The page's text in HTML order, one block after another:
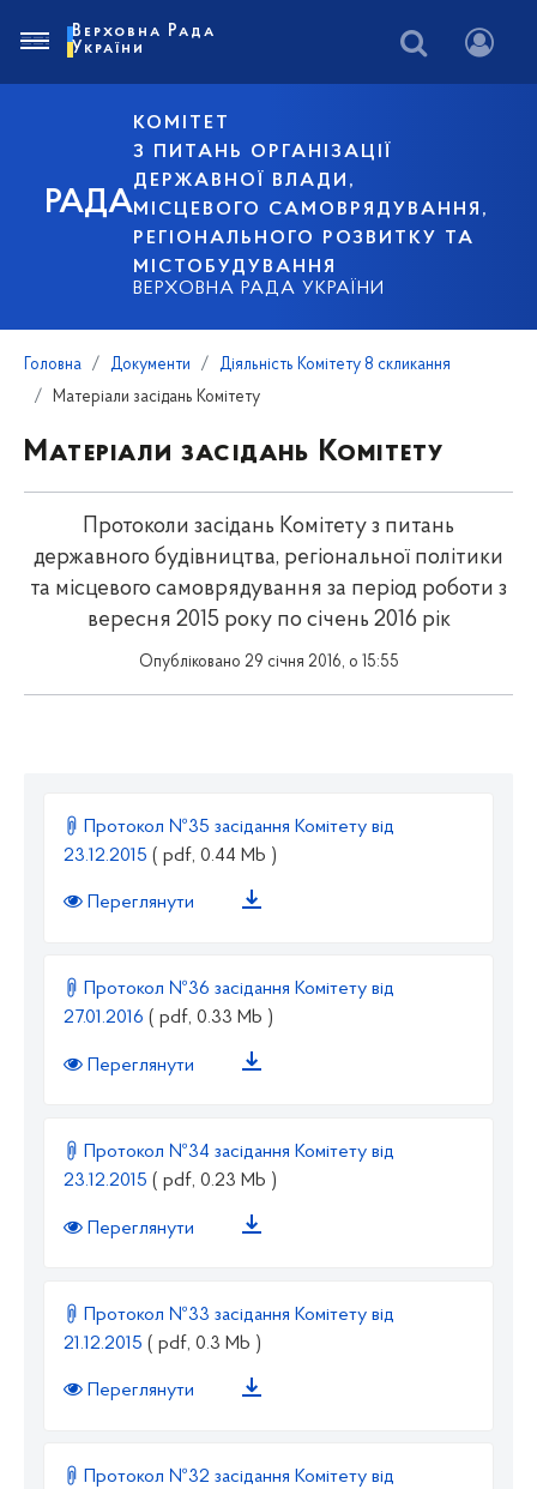
РАДА
КОМІТЕТ
З ПИТАНЬ ОРГАНІЗАЦІЇ
ДЕРЖАВНОЇ ВЛАДИ,
МІСЦЕВОГО САМОВРЯДУВАННЯ,
РЕГІОНАЛЬНОГО РОЗВИТКУ ТА
МІСТОБУДУВАННЯ
ВЕРХОВНА РАДА УКРАЇНИ
Верховна Рада
України
Головна Документи
Діяльність Комітету 8 скликання
Матеріали засідань Комітету
Матеріали засідань Комітету
Протоколи засідань Комітету з питань
державного будівництва, регіональної політики
та місцевого самоврядування за період роботи з
вересня 2015 року по січень 2016 рік
Опубліковано 29 січня 2016, о 15:55
Протокол №35 засідання Комітету від
23.12.2015 ( pdf, 0.44 Mb )
Переглянути
Протокол №36 засідання Комітету від
27.01.2016 ( pdf, 0.33 Mb )
Переглянути
Протокол №34 засідання Комітету від
23.12.2015 ( pdf, 0.23 Mb )
Переглянути
Протокол №33 засідання Комітету від
21.12.2015 ( pdf, 0.3 Mb )
Переглянути
Протокол №32 засідання Комітету від